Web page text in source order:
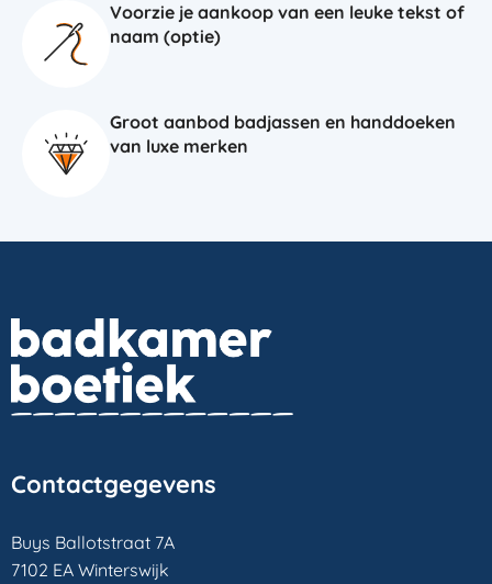
Voorzie je aankoop van een leuke tekst of
naam (optie)
Groot aanbod badjassen en handdoeken
van luxe merken
Contactgegevens
Buys Ballotstraat 7A
7102 EA Winterswijk